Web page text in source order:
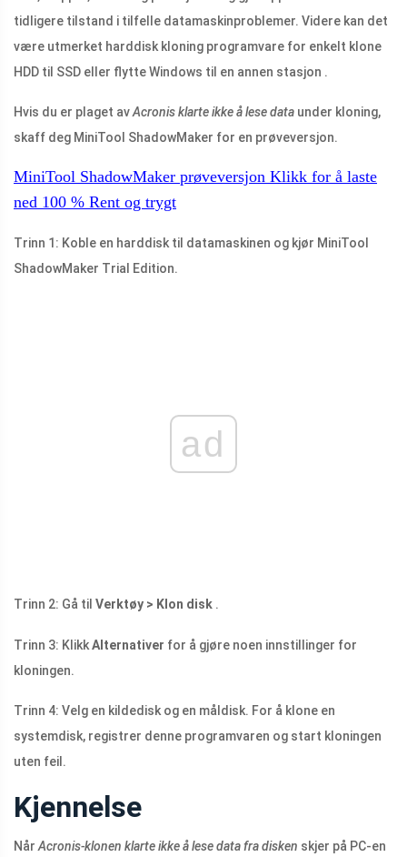
tidligere tilstand i tilfelle datamaskinproblemer. Videre kan det
være utmerket harddisk kloning programvare for enkelt klone
HDD til SSD eller flytte Windows til en annen stasjon .
Hvis du er plaget avAcronis klarte ikke å lese data under kloning,
skaff deg MiniTool ShadowMaker for en prøveversjon.
MiniTool ShadowMaker prøveversjon Klikk for å laste
ned 100 % Rent og trygt
Trinn 1: Koble en harddisk til datamaskinen og kjør MiniTool
ShadowMaker Trial Edition.
ad
Trinn 2: Gå til Verktøy > Klon disk .
Trinn 3: KlikkAlternativer for å gjøre noen innstillinger for
kloningen.
Trinn 4: Velg en kildedisk og en måldisk. For å klone en
systemdisk, registrer denne programvaren og start kloningen
uten feil.
Kjennelse
NårAcronis-klonen klarte ikke å lese data fra disken skjer på PC-en